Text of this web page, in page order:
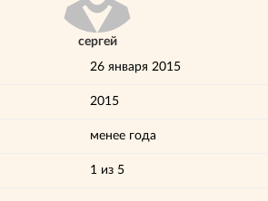
сергей
26 января 2015
2015
менее года
1из 5